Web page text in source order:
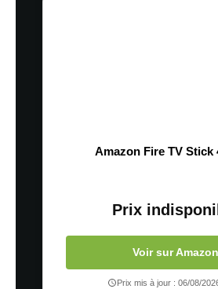
Amazon Fire TV Stick
Prix
Voir sur Amazon
Prix mis à jour : 06/08/